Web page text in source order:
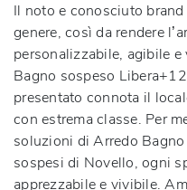
Il noto e conosciuto
genere, così da rendere
personalizzabile, agibile
Bagno sospeso
presentato connota il
con estrema classe. Per
soluzioni di Arredo
sospesi di Novello, ogni
apprezzabile e vivibile.